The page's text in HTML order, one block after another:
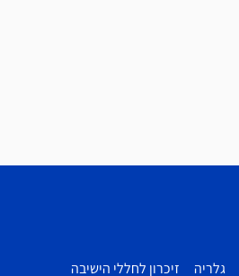
גלריה זיכרון לחללי הישיבה